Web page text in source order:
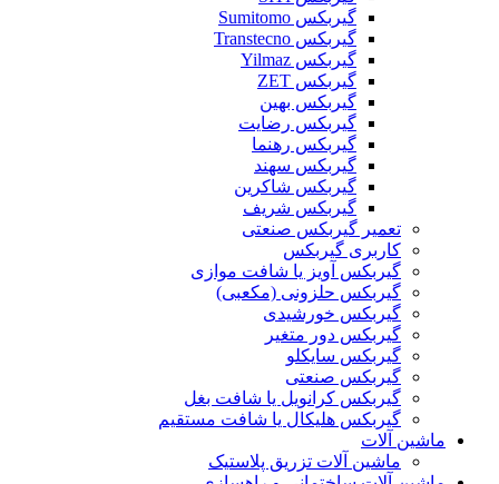
گیربکس Sumitomo
گیربکس Transtecno
گیربکس Yilmaz
گیربکس ZET
گیربکس بهین
گیربکس رضایت
گیربکس رهنما
گیربکس سهند
گیربکس شاکرین
گیربکس شریف
تعمیر گیربکس صنعتی
کاربری گیربکس
گیربکس آویز یا شافت موازی
گیربکس حلزونی (مکعبی)
گیربکس خورشیدی
گیربکس دور متغیر
گیربکس سایکلو
گیربکس صنعتی
گیربکس کرانویل یا شافت بغل
گیربکس هلیکال یا شافت مستقیم
ماشین آلات
ماشین آلات تزریق پلاستیک